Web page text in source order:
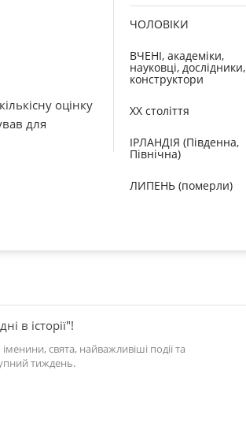
оцінку
для
ЧОЛОВІКИ
ВЧЕНІ, академіки,
науковці, дослідники,
конструктори
XX століття
ІРЛАНДІЯ (Південна,
Північна)
ЛИПЕНЬ (померли)
в історії"!
свята, найважливіші події та
тиждень.